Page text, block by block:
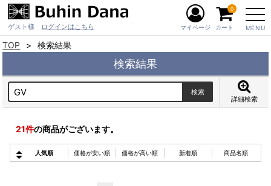
ゲスト様 ログインはこちら MENU
マイページ カート
0
TOP 検索結果
検索結果
詳細検索
21件の商品がございます。
人気順 価格が安い順 価格が高い順 新着順 商品名順